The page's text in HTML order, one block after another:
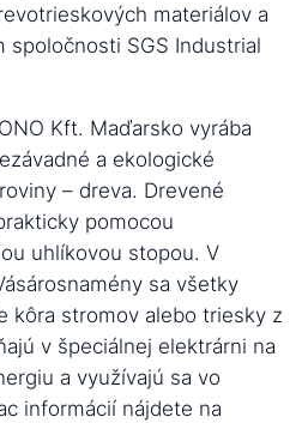
materiálov a
spoločnosti SGS Industrial
Kft. Maďarsko vyrába
a ekologické
– dreva. Drevené
pomocou
uhlíkovou stopou. V
sa všetky
kôra stromov alebo triesky z
v špeciálnej elektrárni na
a využívajú sa vo
informácií nájdete na